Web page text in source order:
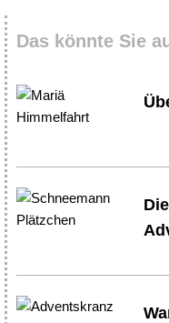
Das könnte Sie